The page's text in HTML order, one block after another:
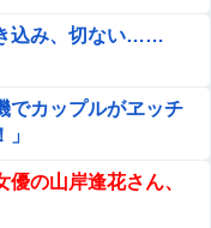
込み、切ない……
でカップルがヱッチ
優の山岸逢花さん、